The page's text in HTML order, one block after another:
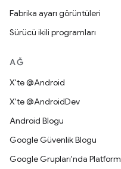
Fabrika ayarı görüntüleri
Sürücü ikili programları
AĞ
X'te @Android
X'te @AndroidDev
Android Blogu
Google Güvenlik Blogu
Google Grupları'nda Platform